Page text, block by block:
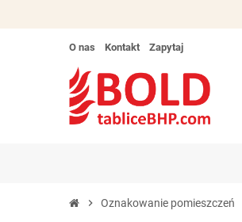
O nas Kontakt Zapytaj
chevron_right Oznakowanie pomieszczeń